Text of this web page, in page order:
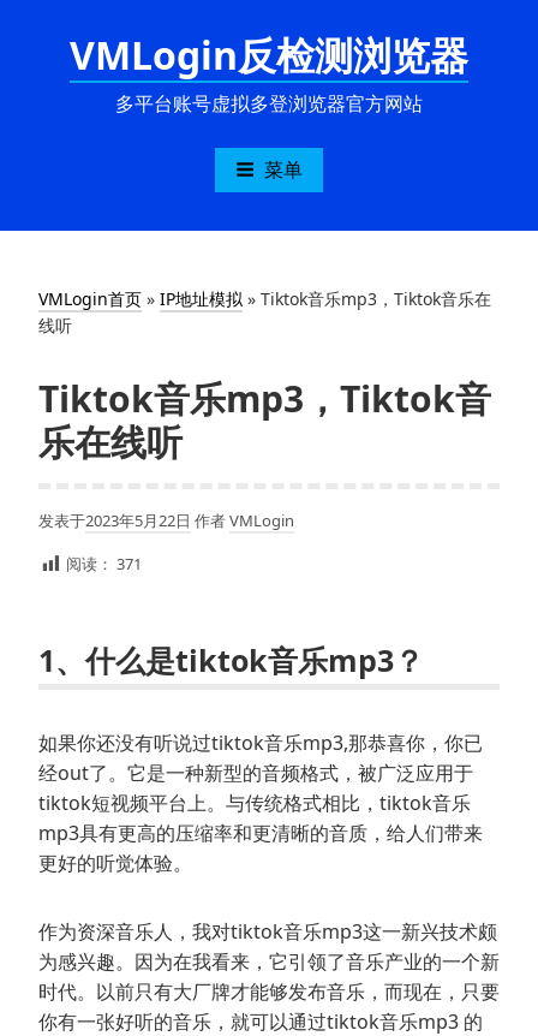
VMLogin反检测浏览器
多平台账号虚拟多登浏览器官方网站
菜单
VMLogin首页 » IP地址模拟 » Tiktok音乐mp3，Tiktok音乐在
线听
Tiktok音乐mp3，Tiktok音
乐在线听
发表于2023年5月22日 作者VMLogin
阅读： 371
1、什么是tiktok音乐mp3？
如果你还没有听说过tiktok音乐mp3,那恭喜你，你已
经out了。它是一种新型的音频格式，被广泛应用于
tiktok短视频平台上。与传统格式相比，tiktok音乐
mp3具有更高的压缩率和更清晰的音质，给人们带来
更好的听觉体验。
作为资深音乐人，我对tiktok音乐mp3这一新兴技术颇
为感兴趣。因为在我看来，它引领了音乐产业的一个新
时代。以前只有大厂牌才能够发布音乐，而现在，只要
你有一张好听的音乐，就可以通过tiktok音乐mp3 的